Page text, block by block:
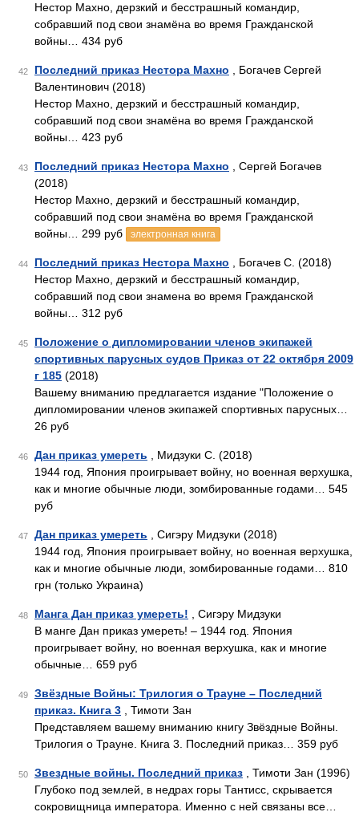
Нестор Махно, дерзкий и бесстрашный командир,
собравший под свои знамёна во время Гражданской
войны… 434 руб
42 Последний приказ Нестора Махно , Богачев Сергей
Валентинович (2018)
Нестор Махно, дерзкий и бесстрашный командир,
собравший под свои знамёна во время Гражданской
войны… 423 руб
43 Последний приказ Нестора Махно , Сергей Богачев
(2018)
Нестор Махно, дерзкий и бесстрашный командир,
собравший под свои знамёна во время Гражданской
войны… 299 руб
электронная книга
44 Последний приказ Нестора Махно , Богачев С. (2018)
Нестор Махно, дерзкий и бесстрашный командир,
собравший под свои знамена во время Гражданской
войны… 312 руб
45
Положение о дипломировании членов экипажей
спортивных парусных судов Приказ от 22 октября 2009
г 185 (2018)
Вашему вниманию предлагается издание "Положение о
дипломировании членов экипажей спортивных парусных…
26 руб
46 Дан приказ умереть , Мидзуки С. (2018)
1944 год, Япония проигрывает войну, но военная верхушка,
как и многие обычные люди, зомбированные годами… 545
руб
47 Дан приказ умереть , Сигэру Мидзуки (2018)
1944 год, Япония проигрывает войну, но военная верхушка,
как и многие обычные люди, зомбированные годами… 810
грн (только Украина)
48 Манга Дан приказ умереть! , Сигэру Мидзуки
В манге Дан приказ умереть! – 1944 год. Япония
проигрывает войну, но военная верхушка, как и многие
обычные… 659 руб
49
Звёздные Войны: Трилогия о Трауне – Последний
приказ. Книга 3 , Тимоти Зан
Представляем вашему вниманию книгу Звёздные Войны.
Трилогия о Трауне. Книга 3. Последний приказ… 359 руб
50 Звездные войны. Последний приказ , Тимоти Зан (1996)
Глубоко под землей, в недрах горы Тантисс, скрывается
сокровищница императора. Именно с ней связаны все…